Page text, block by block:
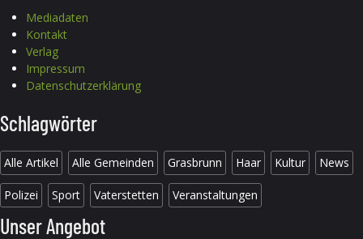
Mediadaten
Kontakt
Verlag
Impressum
Datenschutzerklärung
Schlagwörter
Alle Artikel Alle Gemeinden Grasbrunn Haar Kultur News
Polizei Sport Vaterstetten Veranstaltungen
Unser Angebot